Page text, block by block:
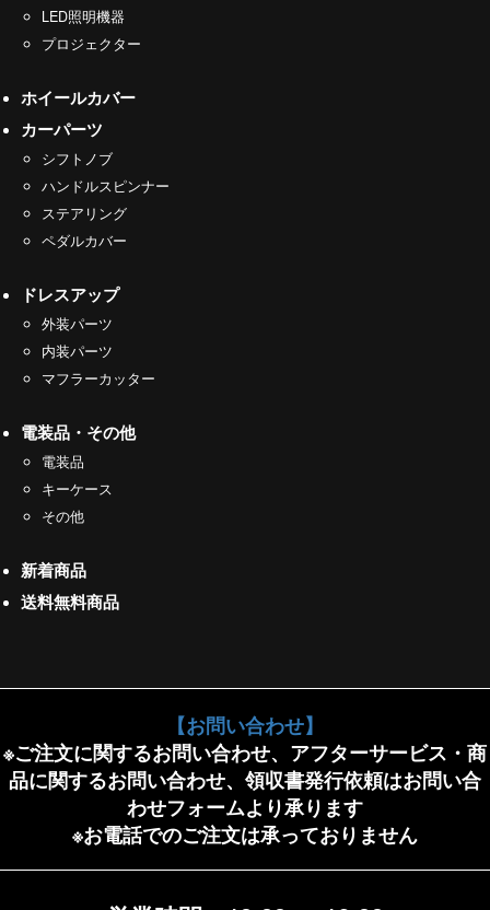
LED照明機器
プロジェクター
ホイールカバー
カーパーツ
シフトノブ
ハンドルスピンナー
ステアリング
ペダルカバー
ドレスアップ
外装パーツ
内装パーツ
マフラーカッター
電装品・その他
電装品
キーケース
その他
新着商品
送料無料商品
【お問い合わせ】
※ご注文に関するお問い合わせ、アフターサービス・商
品に関するお問い合わせ、領収書発行依頼はお問い合
わせフォームより承ります
※お電話でのご注文は承っておりません